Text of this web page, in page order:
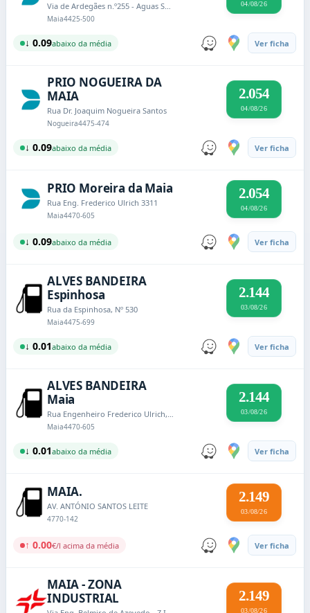
Via de Ardegães n.º255 - Aguas Santas
Maia4425-500
04/08/26
↓ 0.09abaixo da média Ver ficha
PRIO NOGUEIRA DA
MAIA
Rua Dr. Joaquim Nogueira Santos
Nogueira4475-474
2.054
04/08/26
↓ 0.09abaixo da média Ver ficha
PRIO Moreira da Maia
Rua Eng. Frederico Ulrich 3311
Maia4470-605
2.054
04/08/26
↓ 0.09abaixo da média Ver ficha
ALVES BANDEIRA
Espinhosa
Rua da Espinhosa, Nº 530
Maia4475-699
2.144
03/08/26
↓ 0.01abaixo da média Ver ficha
ALVES BANDEIRA
Maia
Rua Engenheiro Frederico Ulrich, n.º 2150 - Moreira
Maia4470-605
2.144
03/08/26
↓ 0.01abaixo da média Ver ficha
MAIA.
AV. ANTÓNIO SANTOS LEITE
4770-142
2.149
03/08/26
↑ 0.00€/l acima da média Ver ficha
MAIA - ZONA
INDUSTRIAL
2.149
03/08/26